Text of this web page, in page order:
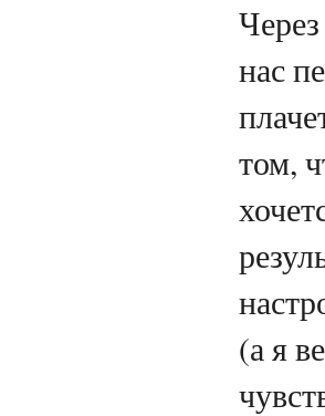
нас
том,
(а я